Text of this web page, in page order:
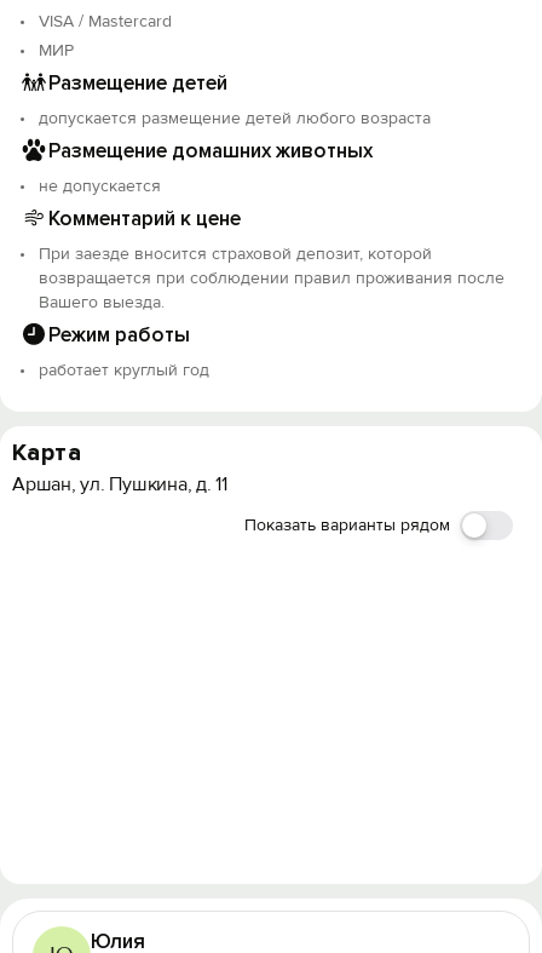
VISA / Mastercard
МИР
Размещение детей
допускается размещение детей любого возраста
Размещение домашних животных
не допускается
Комментарий к цене
При заезде вносится страховой депозит, которой
возвращается при соблюдении правил проживания после
Вашего выезда.
Режим работы
работает круглый год
Карта
Аршан, ул. Пушкина, д. 11
Показать варианты рядом
Юлия